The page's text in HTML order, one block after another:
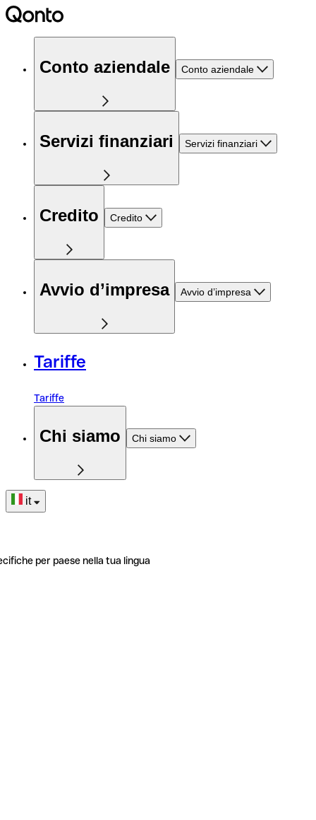
Conto aziendale Conto aziendale
Servizi finanziari Servizi finanziari
Credito Credito
Avvio d’impresa Avvio d’impresa
Tariffe
Tariffe
Chi siamo Chi siamo
it
per paese nella tua lingua